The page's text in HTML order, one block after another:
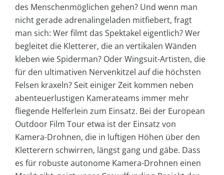
des Menschenmöglichen gehen? Und wenn man
nicht gerade adrenalingeladen mitfiebert, fragt
man sich: Wer filmt das Spektakel eigentlich? Wer
begleitet die Kletterer, die an vertikalen Wänden
kleben wie Spiderman? Oder Wingsuit-Artisten, die
für den ultimativen Nervenkitzel auf die höchsten
Felsen kraxeln? Seit einiger Zeit kommen neben
abenteuerlustigen Kamerateams immer mehr
fliegende Helferlein zum Einsatz. Bei der European
Outdoor Film Tour etwa ist der Einsatz von
Kamera-Drohnen, die in luftigen Höhen über den
Kletterern schwirren, längst gang und gäbe. Dass
es für robuste autonome Kamera-Drohnen einen